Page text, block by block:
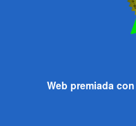
Web premiada